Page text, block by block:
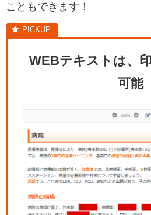
こともできます！
WEBテキストは、
可能